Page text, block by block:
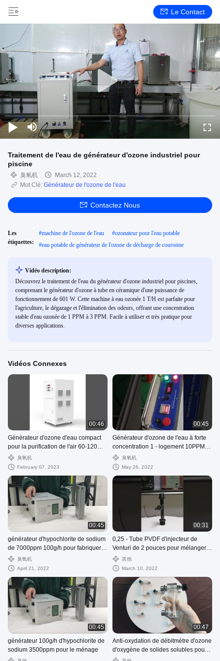
Le Contact
Traitement de l'eau de générateur d'ozone industriel pour
piscine
臭氧机
March 12, 2022
Mot Clé: Générateur de l'ozone de l'eau
Contactez Nous
Les
étiquettes:
#machine de l'ozone de l'eau #ozonateur pour l'eau potable
#eau potable de générateur de l'ozone de décharge de couronne
Vidéo description:
Découvrez le traitement de l'eau du générateur d'ozone industriel pour piscines,
comprenant le générateur d'ozone à tube en céramique d'une puissance de
fonctionnement de 601 W. Cette machine à eau ozonée 1 T/H est parfaite pour
l'agriculture, le dégazage et l'élimination des odeurs, offrant une concentration
stable d'eau ozonée de 1 PPM à 3 PPM. Facile à utiliser et très pratique pour
diverses applications.
Vidéos Connexes
00:46
Générateur d'ozone d'eau compact
pour la purification de l'air 60-120
Mg/L臭氧机
February 07, 2023
00:45
Générateur d'ozone de l'eau à forte
concentration 1 - logement 10PPM
solides solubles
臭氧机
May 26, 2022
00:45
générateur d'hypochlorite de sodium
de 7000ppm 100g/h pour fabriquer le
désinfectant
臭氧机
April 21, 2022
00:31
0,25 - Tube PVDF d'injecteur de
Venturi de 2 pouces pour mélanger
l'eau et l'ozone
其他
March 10, 2022
00:45
générateur 100g/h d'hypochlorite de
sodium 3500ppm pour le ménage
00:47
Anti-oxydation de débitmètre d'ozone
d'oxygène de solides solubles pour
le générateur d'ozone